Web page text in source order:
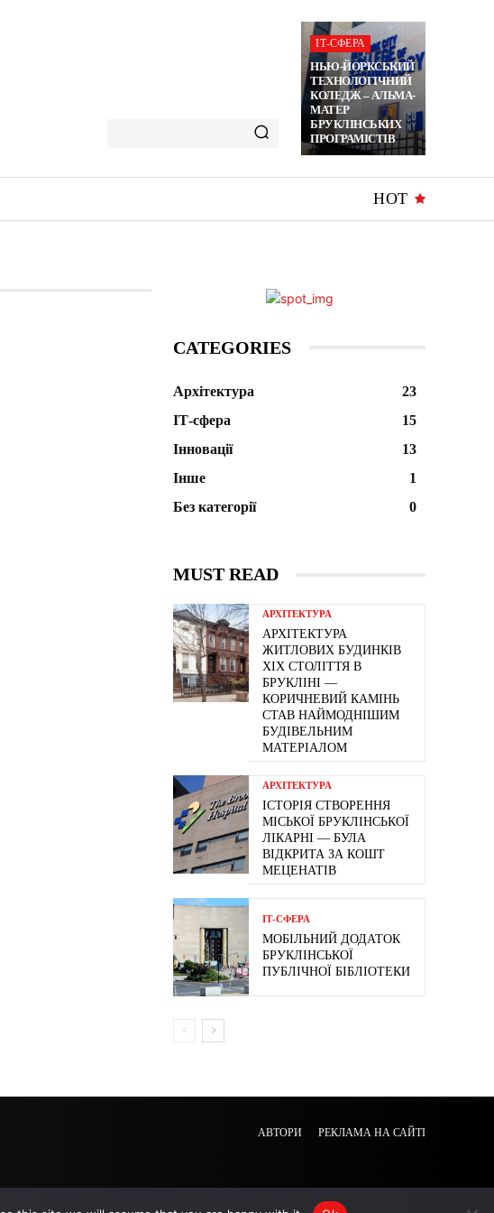
ІТ-СФЕРА
НЬЮ-ЙОРКСЬКИЙ
ТЕХНОЛОГІЧНИЙ
КОЛЕДЖ – АЛЬМА-
МАТЕР
БРУКЛІНСЬКИХ
ПРОГРАМІСТІВ
HOT
CATEGORIES
Архітектура
23
ІТ-сфера
15
Інновації
13
Інше
1
Без категорії
0
MUST READ
АРХІТЕКТУРА
АРХІТЕКТУРА
ЖИТЛОВИХ БУДИНКІВ
ХІХ СТОЛІТТЯ В
БРУКЛІНІ —
КОРИЧНЕВИЙ КАМІНЬ
СТАВ НАЙМОДНІШИМ
БУДІВЕЛЬНИМ
МАТЕРІАЛОМ
АРХІТЕКТУРА
ІСТОРІЯ СТВОРЕННЯ
МІСЬКОЇ БРУКЛІНСЬКОЇ
ЛІКАРНІ — БУЛА
ВІДКРИТА ЗА КОШТ
МЕЦЕНАТІВ
ІТ-СФЕРА
МОБІЛЬНИЙ ДОДАТОК
БРУКЛІНСЬКОЇ
ПУБЛІЧНОЇ БІБЛІОТЕКИ
АВТОРИ РЕКЛАМА НА САЙТІ